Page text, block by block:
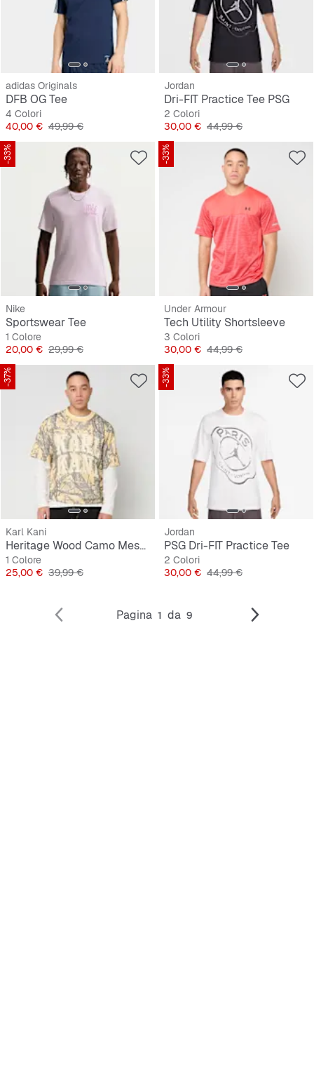
adidas Originals
DFB OG Tee
4 Colori
Prezzo
40,00 € Prezzo originale
49,99 €
Jordan
Dri-FIT Practice Tee PSG
2 Colori
Prezzo
30,00 € Prezzo originale
44,99 €
-33%
Nike
Sportswear Tee
1 Colore
Prezzo
20,00 € Prezzo originale
29,99 €
-33%
Under Armour
Tech Utility Shortsleeve
3 Colori
Prezzo
30,00 € Prezzo originale
44,99 €
-37%
Karl Kani
Heritage Wood Camo Mesh Boxy Jersey
1 Colore
Prezzo
25,00 € Prezzo originale
39,99 €
-33%
Jordan
PSG Dri-FIT Practice Tee
2 Colori
Prezzo
30,00 € Prezzo originale
44,99 €
Pagina 1 da 9